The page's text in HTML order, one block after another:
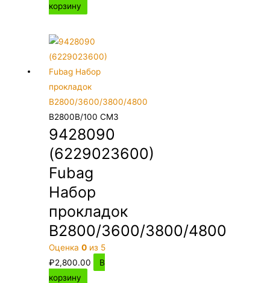
корзину
B2800B/100 CM3
9428090
(6229023600)
Fubag
Набор
прокладок
B2800/3600/3800/4800
Оценка0 из 5
₽2,800.00
В
корзину